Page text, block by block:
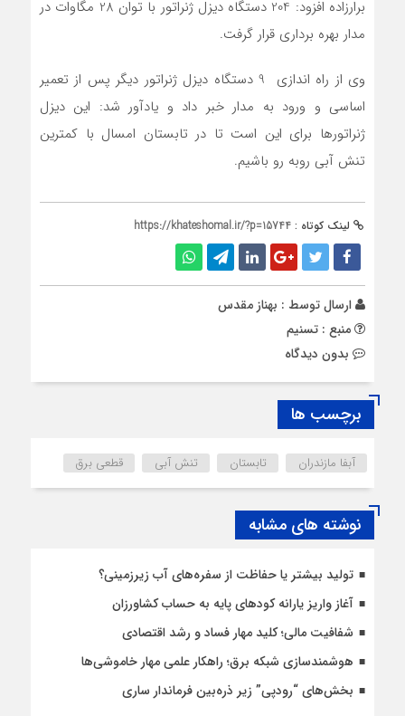
برارزاده افزود: 204 دستگاه دیزل ژنراتور با توان 28 مگاوات در
مدار بهره برداری قرار گرفت.
وی از راه اندازی 9 دستگاه دیزل ژنراتور دیگر پس از تعمیر
اساسی و ورود به مدار خبر داد و یادآور شد: این دیزل
ژنراتورها برای این است تا در تابستان امسال با کمترین
تنش آبی روبه رو باشیم.
لینک کوتاه : https://khateshomal.ir/?p=15744
ارسال توسط : بهناز مقدس
منبع : تسنیم
بدون دیدگاه
برچسب ها
آبفا مازندران تابستان تنش آبی قطعی برق
نوشته های مشابه
تولید بیشتر یا حفاظت از سفره‌های آب زیرزمینی؟
آغاز واریز یارانه کودهای پایه به حساب کشاورزان
شفافیت مالی؛ کلید مهار فساد و رشد اقتصادی
هوشمندسازی شبکه برق؛ راهکار علمی مهار خاموشی‌ها
بخش‌های “رودپی” زیر ذره‌بین فرماندار ساری